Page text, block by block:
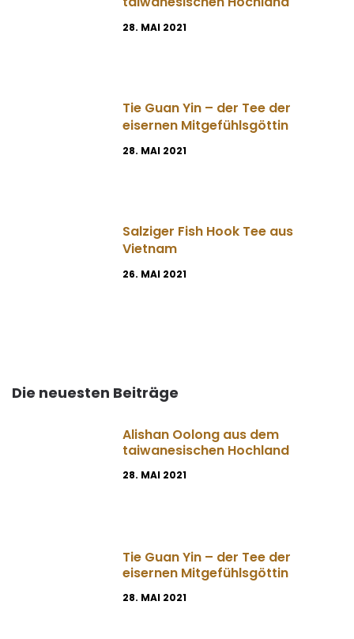
28. MAI 2021
Tie Guan Yin – der Tee der
eisernen Mitgefühlsgöttin
28. MAI 2021
Salziger Fish Hook Tee aus
Vietnam
26. MAI 2021
Die neuesten Beiträge
Alishan Oolong aus dem
taiwanesischen Hochland
28. MAI 2021
Tie Guan Yin – der Tee der
eisernen Mitgefühlsgöttin
28. MAI 2021